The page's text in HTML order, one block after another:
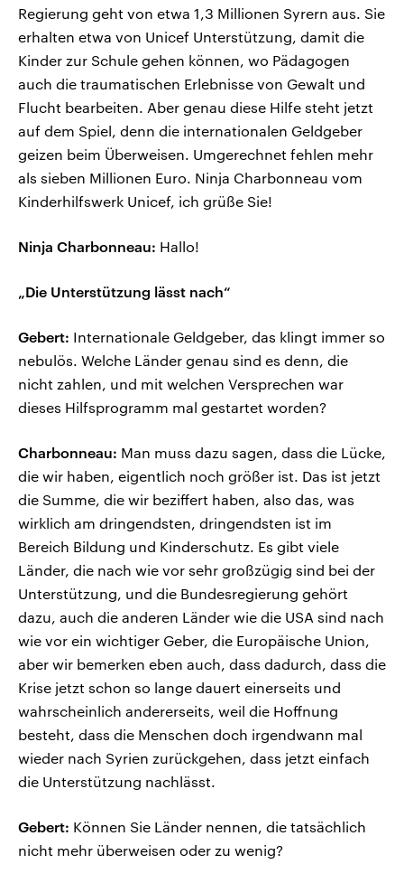
Regierung geht von etwa 1,3 Millionen Syrern aus. Sie
erhalten etwa von Unicef Unterstützung, damit die
Kinder zur Schule gehen können, wo Pädagogen
auch die traumatischen Erlebnisse von Gewalt und
Flucht bearbeiten. Aber genau diese Hilfe steht jetzt
auf dem Spiel, denn die internationalen Geldgeber
geizen beim Überweisen. Umgerechnet fehlen mehr
als sieben Millionen Euro. Ninja Charbonneau vom
Kinderhilfswerk Unicef, ich grüße Sie!
Ninja Charbonneau: Hallo!
„Die Unterstützung lässt nach“
Gebert: Internationale Geldgeber, das klingt immer so
nebulös. Welche Länder genau sind es denn, die
nicht zahlen, und mit welchen Versprechen war
dieses Hilfsprogramm mal gestartet worden?
Charbonneau: Man muss dazu sagen, dass die Lücke,
die wir haben, eigentlich noch größer ist. Das ist jetzt
die Summe, die wir beziffert haben, also das, was
wirklich am dringendsten, dringendsten ist im
Bereich Bildung und Kinderschutz. Es gibt viele
Länder, die nach wie vor sehr großzügig sind bei der
Unterstützung, und die Bundesregierung gehört
dazu, auch die anderen Länder wie die USA sind nach
wie vor ein wichtiger Geber, die Europäische Union,
aber wir bemerken eben auch, dass dadurch, dass die
Krise jetzt schon so lange dauert einerseits und
wahrscheinlich andererseits, weil die Hoffnung
besteht, dass die Menschen doch irgendwann mal
wieder nach Syrien zurückgehen, dass jetzt einfach
die Unterstützung nachlässt.
Gebert: Können Sie Länder nennen, die tatsächlich
nicht mehr überweisen oder zu wenig?